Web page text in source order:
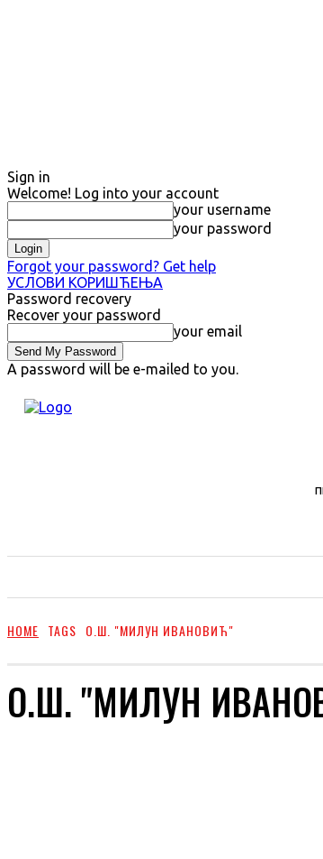
Sign in
Welcome! Log into your account
your username
your password
Forgot your password? Get help
УСЛОВИ КОРИШЋЕЊА
Password recovery
Recover your password
your email
A password will be e-mailed to you.
HOME TAGS O.Ш. "МИЛУН ИВАНОВИЋ"
O.Ш. "МИЛУН